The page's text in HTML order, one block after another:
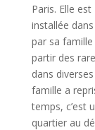
Paris. Elle
installée
par sa
partir des
dans
famille a
temps, c’est
quartier au